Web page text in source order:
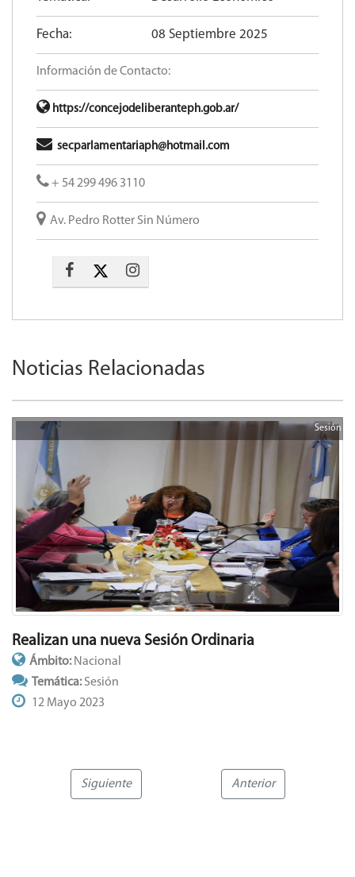
Fecha: 08 Septiembre 2025
Información de Contacto:
https://concejodeliberanteph.gob.ar/
secparlamentariaph@hotmail.com
+ 54 299 496 3110
Av. Pedro Rotter Sin Número
Noticias Relacionadas
Sesión
Realizan una nueva Sesión Ordinaria
Ámbito: Nacional
Temática:Sesión
12 Mayo 2023
Siguiente Anterior